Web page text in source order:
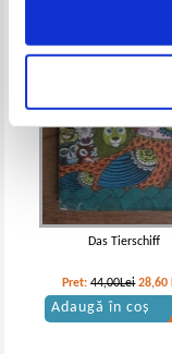
Das Tierschiff
Pret:44,00Lei 28,60
Adaugă în coș